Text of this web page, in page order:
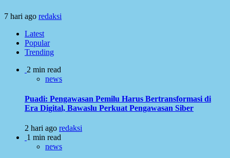
7 hari ago redaksi
Latest
Popular
Trending
2 min read
news
Puadi: Pengawasan Pemilu Harus Bertransformasi di
Era Digital, Bawaslu Perkuat Pengawasan Siber
2 hari ago redaksi
1 min read
news